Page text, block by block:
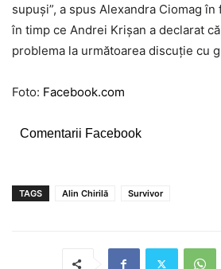
supuși”, a spus Alexandra Ciomag
în timp ce Andrei Krișan a declarat
problema la următoarea discuție cu
Foto: Facebook.com
Comentarii Facebook
TAGS Alin Chirilă Survivor